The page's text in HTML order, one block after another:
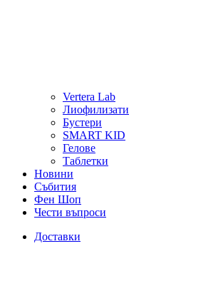
Vertera Lab
Лиофилизати
Бустери
SMART KID
Гелове
Таблетки
Новини
Събития
Фен Шоп
Чести въпроси
Доставки